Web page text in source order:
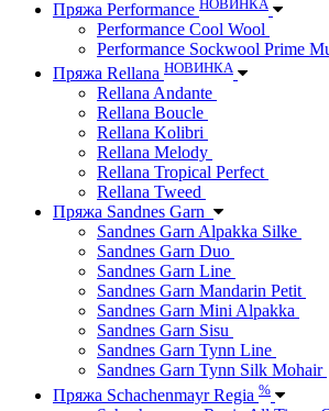
Пряжа Performance НОВИНКА
Performance Cool Wool
Performance Sockwool Prime
Пряжа Rellana НОВИНКА
Rellana Andante
Rellana Boucle
Rellana Kolibri
Rellana Melody
Rellana Tropical Perfect
Rellana Tweed
Пряжа Sandnes Garn
Sandnes Garn Alpakka Silke
Sandnes Garn Duo
Sandnes Garn Line
Sandnes Garn Mandarin Petit
Sandnes Garn Mini Alpakka
Sandnes Garn Sisu
Sandnes Garn Tynn Line
Sandnes Garn Tynn Silk Mohair
Пряжа Schachenmayr Regia %